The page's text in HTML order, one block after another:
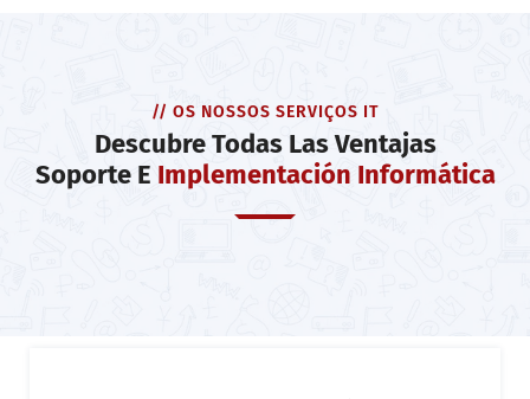
// OS NOSSOS SERVIÇOS IT
Descubre Todas Las Ventajas
Soporte E Implementación Informática